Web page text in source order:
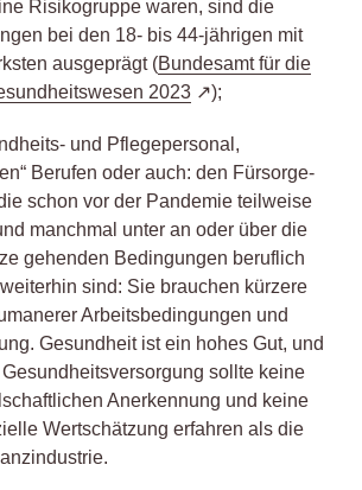
Risikogruppe waren, sind die
bei den 18- bis 44-jährigen mit
ausgeprägt (Bundesamt für die
2023
);
und Pflegepersonal,
Berufen oder auch: den Fürsorge-
schon vor der Pandemie teilweise
manchmal unter an oder über die
gehenden Bedingungen beruflich
sind: Sie brauchen kürzere
Arbeitsbedingungen und
Gesundheit ist ein hohes Gut, und
sollte keine
Anerkennung und keine
Wertschätzung erfahren als die